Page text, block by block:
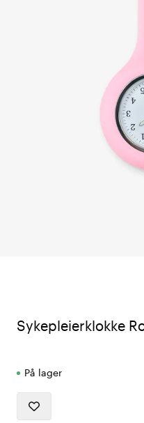
Sykepleierklokke
På lager